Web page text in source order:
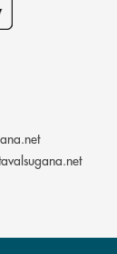
(si apre
(si